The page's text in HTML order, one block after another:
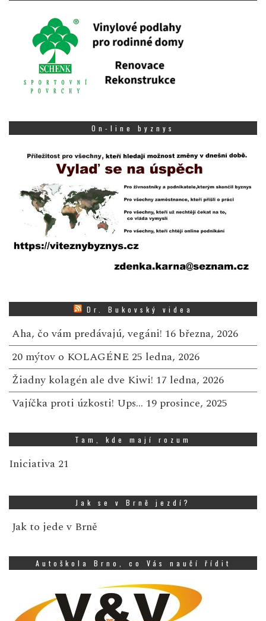
On-line byznys
Dr. Bukovský videa
Aha, čo vám predávajú, vegáni! 16 března, 2026
20 mýtov o KOLAGÉNE 25 ledna, 2026
Žiadny kolagén ale dve Kiwi! 17 ledna, 2026
Vajíčka proti úzkosti! Ups… 19 prosince, 2025
Tam, kde mají rozum
Iniciativa 21
Jak se v Brně jezdí?
Jak to jede v Brně
Autoškola Brno, co Vás naučí řídit